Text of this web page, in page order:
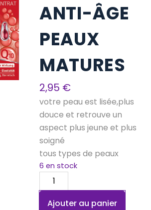
ANTI-ÂGE
PEAUX
MATURES
2,95 €
votre peau est lisée,plus
douce et retrouve un
aspect plus jeune et plus
soigné
tous types de peaux
6 en stock
quantité
de
SÉRUM
Ajouter au panier